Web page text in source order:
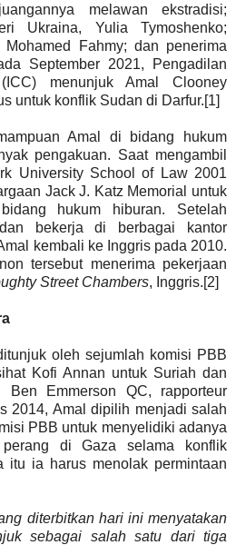
melawan ekstradisi;
Ukraina, Yulia Tymoshenko;
Mohamed Fahmy; dan penerima
September 2021, Pengadilan
menunjuk Amal Clooney
untuk konflik Sudan di Darfur.[1]
Amal di bidang hukum
pengakuan. Saat mengambil
University School of Law 2001
Jack J. Katz Memorial untuk
hukum hiburan. Setelah
bekerja di berbagai kantor
kembali ke Inggris pada 2010.
tersebut menerima pekerjaan
Street Chambers, Inggris.[2]
oleh sejumlah komisi PBB
Kofi Annan untuk Suriah dan
Ben Emmerson QC, rapporteur
2014, Amal dipilih menjadi salah
PBB untuk menyelidiki adanya
perang di Gaza selama konflik
itu ia harus menolak permintaan
diterbitkan hari ini menyatakan
sebagai salah satu dari tiga